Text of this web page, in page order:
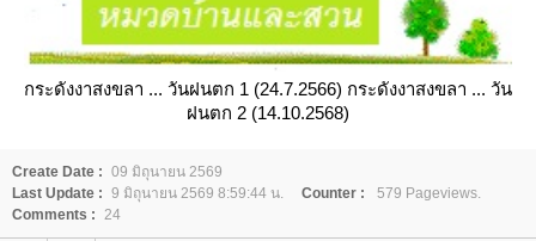
กระดังงาสงขลา ... วันฝนตก 1 (24.7.2566) กระดังงาสงขลา ... วัน
ฝนตก 2 (14.10.2568)
Create Date : 09 มิถุนายน 2569
Last Update : 9 มิถุนายน 2569 8:59:44 น. Counter :
579 Pageviews.
Comments : 24